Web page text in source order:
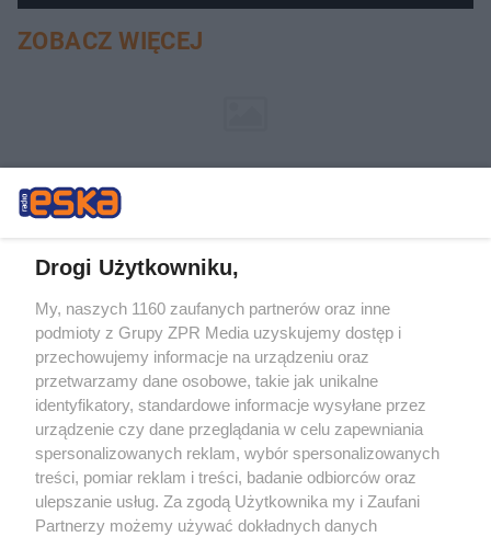
ZOBACZ WIĘCEJ
Drogi Użytkowniku,
My, naszych 1160 zaufanych partnerów oraz inne
podmioty z Grupy ZPR Media uzyskujemy dostęp i
przechowujemy informacje na urządzeniu oraz
przetwarzamy dane osobowe, takie jak unikalne
identyfikatory, standardowe informacje wysyłane przez
urządzenie czy dane przeglądania w celu zapewniania
spersonalizowanych reklam, wybór spersonalizowanych
treści, pomiar reklam i treści, badanie odbiorców oraz
ulepszanie usług. Za zgodą Użytkownika my i Zaufani
Partnerzy możemy używać dokładnych danych